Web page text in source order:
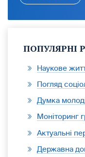
ПОПУЛЯРНІ
Наукове
Погляд
Думка
Моніторинг
Актуальні
Державна